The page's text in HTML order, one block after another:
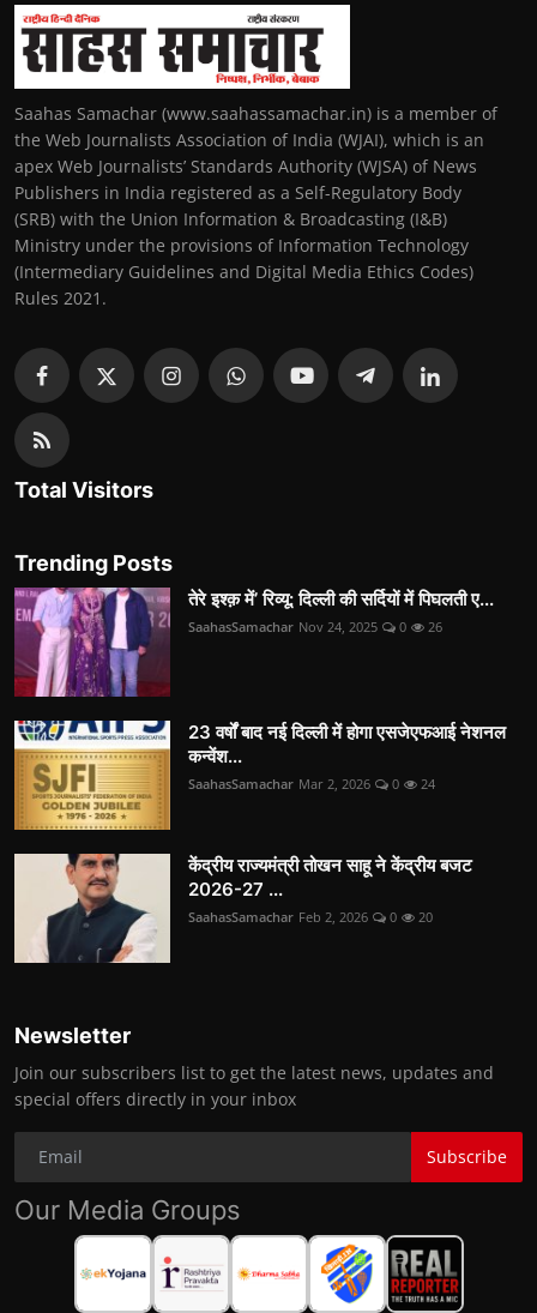
Saahas Samachar (www.saahassamachar.in) is a member of
the Web Journalists Association of India (WJAI), which is an
apex Web Journalists’ Standards Authority (WJSA) of News
Publishers in India registered as a Self-Regulatory Body
(SRB) with the Union Information & Broadcasting (I&B)
Ministry under the provisions of Information Technology
(Intermediary Guidelines and Digital Media Ethics Codes)
Rules 2021.
Total Visitors
Trending Posts
तेरे इश्क़ में’ रिव्यू: दिल्ली की सर्दियों में पिघलती ए...
SaahasSamachar Nov 24, 2025 0 26
23 वर्षों बाद नई दिल्ली में होगा एसजेएफआई नेशनल
कन्वेंश...
SaahasSamachar Mar 2, 2026 0 24
केंद्रीय राज्यमंत्री तोखन साहू ने केंद्रीय बजट
2026-27 ...
SaahasSamachar Feb 2, 2026 0 20
Newsletter
Join our subscribers list to get the latest news, updates and
special offers directly in your inbox
Subscribe
Our Media Groups